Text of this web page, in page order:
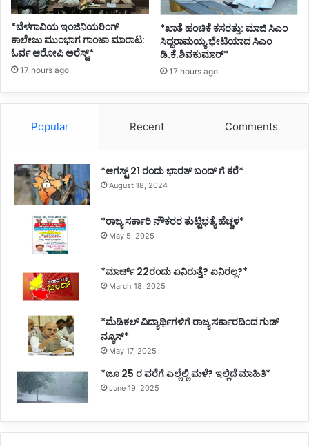
*ಬೆಳಗಾವಿಯ ಇಂಜಿನಿಯರಿಂಗ್‌
ಕಾಲೇಜು ಮುಂಭಾಗ ಗಾಂಜಾ ಮಾರಾಟ:
ಓರ್ವ ಆರೋಪಿ ಅರೆಸ್ಟ್*
17 hours ago
*ಖಾತೆ ಹಂಚಿಕೆ ಕಸರತ್ತು: ಮಾಜಿ ಸಿಎಂ
ಸಿದ್ದರಾಮಯ್ಯ ಭೇಟಿಯಾದ ಸಿಎಂ
ಡಿ.ಕೆ.ಶಿವಕುಮಾರ್*
17 hours ago
Popular Recent Comments
*ಆಗಸ್ಟ್ 21 ರಂದು ಭಾರತ್‌ ಬಂದ್‌ ಗೆ ಕರೆ*
August 18, 2024
*ರಾಜ್ಯ ಸರ್ಕಾರಿ ನೌಕರರ ತುಟ್ಟಿಭತ್ಯೆ ಹೆಚ್ಚಳ*
May 5, 2025
*ಮಾರ್ಚ್ 22ರಂದು ಏನಿರುತ್ತೆ? ಏನಿರಲ್ಲ?*
March 18, 2025
*ಮೆಡಿಕಲ್ ವಿದ್ಯಾರ್ಥಿಗಳಿಗೆ ರಾಜ್ಯ ಸರ್ಕಾರದಿಂದ ಗುಡ್
ನ್ಯೂಸ್*
May 17, 2025
*ಜೂ 25 ರ ವರೆಗೆ ಎಲ್ಲೆಲ್ಲಿ ಮಳೆ? ಇಲ್ಲಿದೆ ಮಾಹಿತಿ*
June 19, 2025